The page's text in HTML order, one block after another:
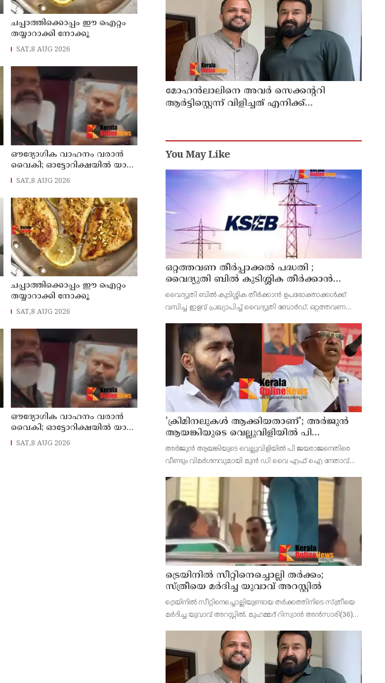
ചപ്പാത്തിക്കൊപ്പം ഈ ഐറ്റം
തയ്യാറാക്കി നോക്കൂ
SAT,8 AUG 2026
ഔദ്യോഗിക വാഹനം വരാന്‍
വൈകി; ഓട്ടോറിക്ഷയില്‍ യാത്ര
ചെയ്ത് കേന്ദ്രമന്ത്രി സുരേഷ്
ഗോപി
SAT,8 AUG 2026
ചപ്പാത്തിക്കൊപ്പം ഈ ഐറ്റം
തയ്യാറാക്കി നോക്കൂ
SAT,8 AUG 2026
ഔദ്യോഗിക വാഹനം വരാന്‍
വൈകി; ഓട്ടോറിക്ഷയില്‍ യാത്ര
ചെയ്ത് കേന്ദ്രമന്ത്രി സുരേഷ്
ഗോപി
SAT,8 AUG 2026
മോഹന്‍ലാലിനെ അവര്‍ സെക്കന്ററി
ആര്‍ട്ടിസ്റ്റെന്ന് വിളിച്ചത് എനിക്ക്
ജോസഫ്
You May Like
ഒറ്റത്തവണ തീർപ്പാക്കൽ പദ്ധതി ;
വൈദ്യുതി ബിൽ കുടിശ്ശിക തീർക്കാൻ
ഉപഭോക്താക്കൾക്ക് വമ്പിച്ച ഇളവ്
പ്രഖ്യാപിച്ച് കെ.എസ്.ഇ.ബി
വൈദ്യുതി ബിൽ കുടിശ്ശിക തീർക്കാൻ ഉപഭോക്താക്കൾക്ക്
വമ്പിച്ച ഇളവ് പ്രഖ്യാപിച്ച് വൈദ്യുതി ബോർഡ്. ഒറ്റത്തവണ
പഴക്കമുള്ള കുടിശ്ശികകൾ അനായാസം അടച്ചുതീർക്കാമെന്ന്
'ക്രിമിനലുകള്‍ ആക്കിയതാണ്'; അർജുൻ
ആയങ്കിയുടെ വെല്ലുവിളിയിൽ പി
ജയരാജനെ വിമർശിച്ച് മനുതോമസ്
അർജുൻ ആയങ്കിയുടെ വെല്ലുവിളിയിൽ പി ജയരാജനെതിരെ
വീണ്ടും വിമർശനവുമായി മുൻ ഡി വൈ എഫ് ഐ നേതാവ്
ലക്ഷ്യമിട്ട് കൊണ്ടുള്ള ഒരു ഫേസ്ബുക്ക് കുറിപ്പാണ് മനു
തോമസ് പങ്കു
ട്രെയിനിൽ സീറ്റിനെച്ചൊല്ലി തർക്കം;
സ്ത്രീയെ മർദിച്ച യുവാവ് അറസ്റ്റിൽ
ട്രെയിനിൽ സീറ്റിനെച്ചൊല്ലിയുണ്ടായ തർക്കത്തിനിടെ സ്ത്രീയെ
മർദിച്ച യുവാവ് അറസ്റ്റിൽ. മുഹമ്മദ് റിസ്വാൻ അൻസാരി(36)
ബുധനാഴ്ച വൈകിട്ട് അഞ്ചരയോടെ ഹാർബർ ലൈൻ പാതയ